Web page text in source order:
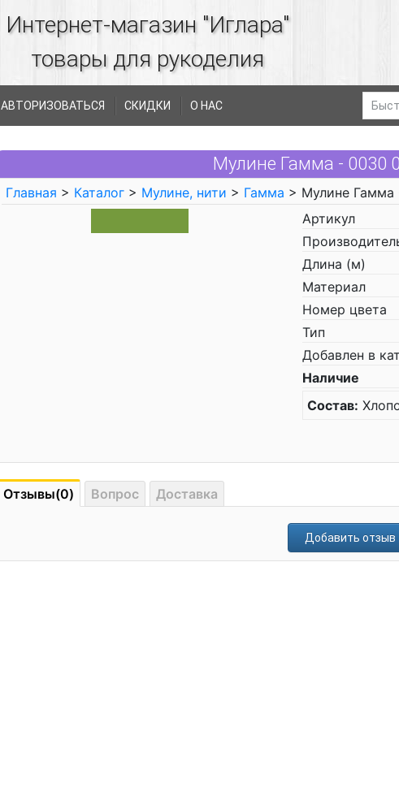
Интернет-магазин "Иглара"
товары для рукоделия
АВТОРИЗОВАТЬСЯ СКИДКИ О НАС
Мулине Гамма - 0030
Главная > Каталог > Мулине, нити > Гамма > Мулине Гамма
Артикул
Длина (м)
Материал
Номер цвета
Тип
Добавлен в
Наличие
Состав:
Отзывы(0) Вопрос Доставка
Добавить отзыв